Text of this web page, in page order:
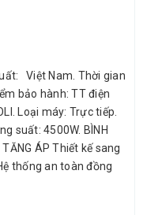
Việt Nam. Thời gian
bảo hành: TT điện
Loại máy: Trực tiếp.
suất: 4500W. BÌNH
TĂNG ÁP Thiết kế sang
thống an toàn đồng